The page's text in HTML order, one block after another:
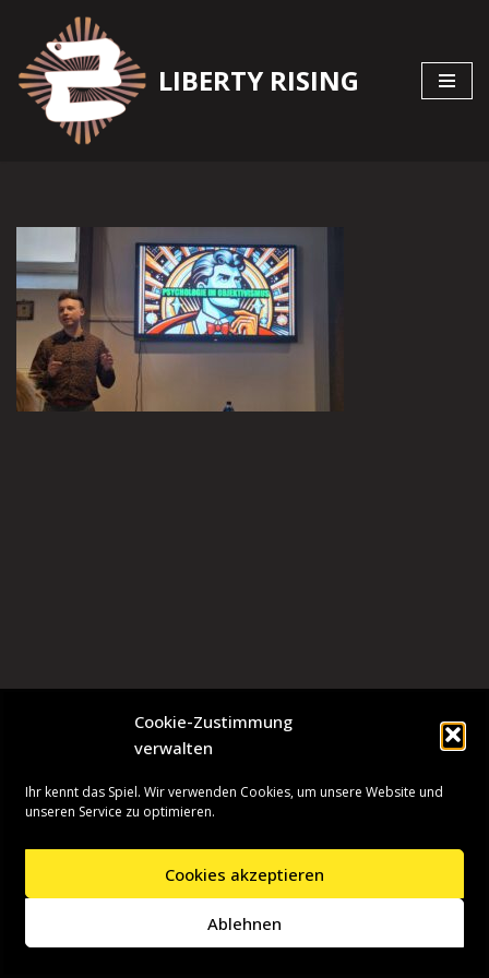
Cookie-Zustimmung
verwalten
Ihr kennt das Spiel. Wir verwenden Cookies, um unsere Website und
unseren Service zu optimieren.
Cookies akzeptieren
Ablehnen
Zum
Inhalt
springen
LIBERTY RISING
| Präsentiert vonWordPress
Presseinformationen